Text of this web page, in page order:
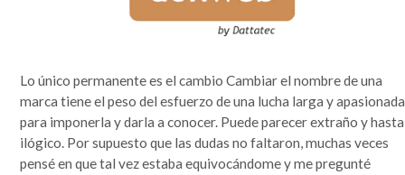
Lo único permanente es el cambio Cambiar el nombre de una
marca tiene el peso del esfuerzo de una lucha larga y apasionada
para imponerla y darla a conocer. Puede parecer extraño y hasta
ilógico. Por supuesto que las dudas no faltaron, muchas veces
pensé en que tal vez estaba equivocándome y me pregunté